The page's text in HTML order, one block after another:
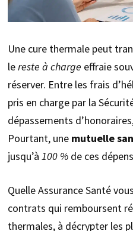
Une cure thermale peut
lereste à charge effraie
réserver. Entre les frais
pris en charge par la
dépassements
Pourtant, une mutuelle
jusqu’à 100 %de ces
Quelle Assurance Santé
contrats qui remboursent
thermales, à décrypter les